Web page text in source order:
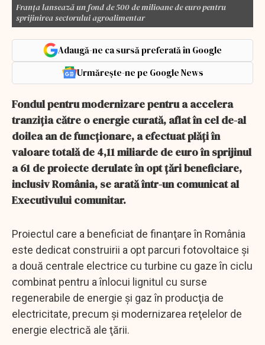
Franţa lansează un fond de 500 de milioane de euro pentru
sprijinirea sectorului agroalimentar
Adaugă-ne ca sursă preferată în Google
Urmărește-ne pe Google News
Fondul pentru modernizare pentru a accelera
tranziţia către o energie curată, aflat în cel de-al
doilea an de funcţionare, a efectuat plăţi în
valoare totală de 4,11 miliarde de euro în sprijinul
a 61 de proiecte derulate în opt ţări beneficiare,
inclusiv România, se arată într-un comunicat al
Executivului comunitar.
Proiectul care a beneficiat de finanţare în România
este dedicat construirii a opt parcuri fotovoltaice şi
a două centrale electrice cu turbine cu gaze în ciclu
combinat pentru a înlocui lignitul cu surse
regenerabile de energie şi gaz în producţia de
electricitate, precum şi modernizarea reţelelor de
energie electrică ale ţării.